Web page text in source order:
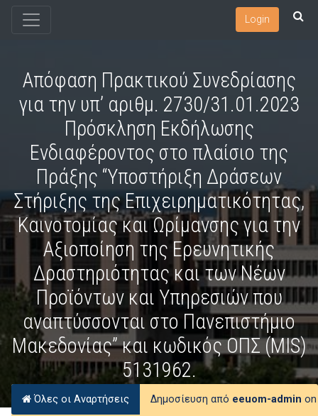
Login
Απόφαση Πρακτικού Συνεδρίασης
για την υπ’ αριθμ. 2730/31.01.2023
Πρόσκληση Εκδήλωσης
Ενδιαφέροντος στο πλαίσιο της
Πράξης “Υποστήριξη Δράσεων
Στήριξης της Επιχειρηματικότητας,
Καινοτομίας και Ωρίμανσης για την
Αξιοποίηση της Ερευνητικής
Δραστηριότητας και των Νέων
Προϊόντων και Υπηρεσιών που
αναπτύσσονται στο Πανεπιστήμιο
Μακεδονίας” και κωδικός ΟΠΣ (MIS)
5131962.
Όλες οι Αναρτήσεις Δημοσίευση από eeuom-admin on